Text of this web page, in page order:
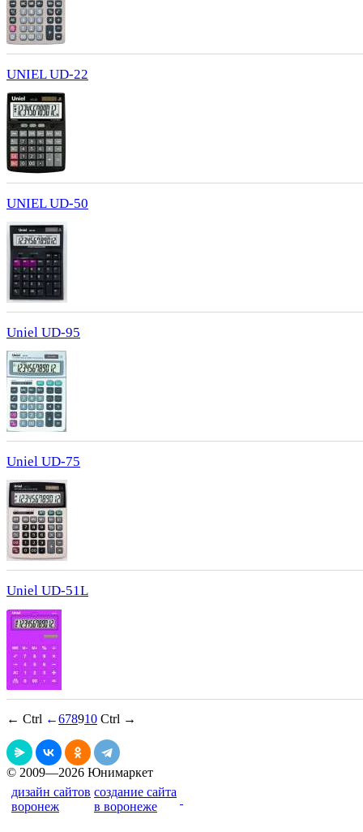
UNIEL UD-22
UNIEL UD-50
Uniel UD-95
Uniel UD-75
Uniel UD-51L
← Ctrl ←678910 Ctrl →
© 2009—2026 Юнимаркет
дизайн сайтов
воронеж
создание сайта
в воронеже